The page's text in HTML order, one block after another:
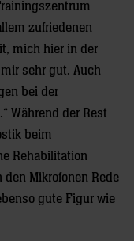
zufriedenen
mich hier in der
sehr gut. Auch
bei der
Während der Rest
beim
Rehabilitation
Mikrofonen Rede
gute Figur wie